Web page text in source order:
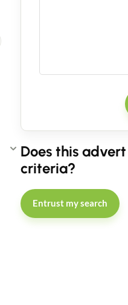
Does this
criteria?
Entrust my search